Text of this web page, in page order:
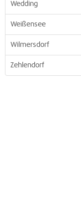
Wedding
Weißensee
Wilmersdorf
Zehlendorf